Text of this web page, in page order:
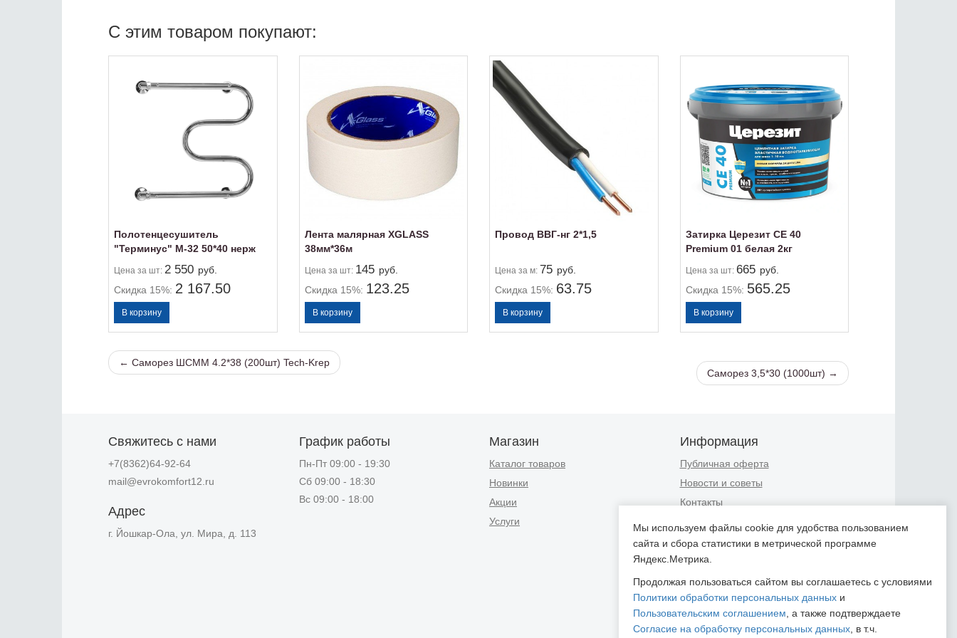
C этим товаром покупают:
Полотенцесушитель
"Терминус" М-32 50*40 нерж
Цена за шт: 2 550 руб.
Скидка 15%: 2 167.50
Лента малярная XGLASS
38мм*36м
Цена за шт: 145 руб.
Скидка 15%: 123.25
Провод ВВГ-нг 2*1,5
Цена за м: 75 руб.
Скидка 15%: 63.75
Затирка Церезит СЕ 40
Premium 01 белая 2кг
Цена за шт: 665 руб.
Скидка 15%: 565.25
← Саморез ШСММ 4.2*38 (200шт) Tech-Krep
Саморез 3,5*30 (1000шт) →
Свяжитесь с нами
+7(8362)64-92-64
mail@evrokomfort12.ru
Адрес
г. Йошкар-Ола, ул. Мира, д. 113
График работы
Пн-Пт 09:00 - 19:30
Сб 09:00 - 18:30
Вс 09:00 - 18:00
Магазин
Каталог товаров
Новинки
Акции
Услуги
Информация
Публичная оферта
Новости и советы
Контакты
персональных данных
Пользовательское соглашение
Согласие на обработку
персональных данных,
Мы используем файлы cookie для удобства пользованием
сайта и сбора статистики в метрической программе
Яндекс.Метрика.
Продолжая пользоваться сайтом вы соглашаетесь с условиями
Политики обработки персональных данных и
Пользовательским соглашением , а также подтверждаете
Согласие на обработку персональных данных , в т.ч.